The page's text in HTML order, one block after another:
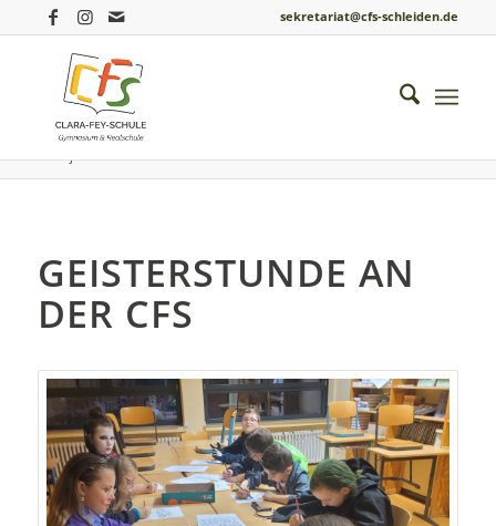
sekretariat@cfs-schleiden.de
Du bist hier: Startseite
Schuljahr 2024 / 25 / Geisterstunde an der CFS
GEISTERSTUNDE AN
DER CFS